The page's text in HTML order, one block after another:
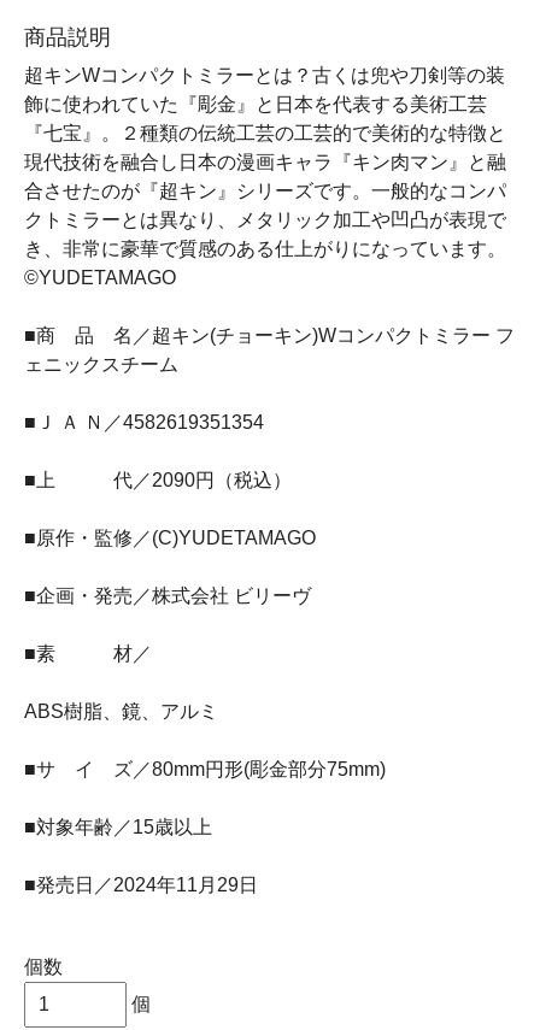
商品説明
超キンWコンパクトミラーとは？古くは兜や刀剣等の装
飾に使われていた『彫金』と日本を代表する美術工芸
『七宝』。２種類の伝統工芸の工芸的で美術的な特徴と
現代技術を融合し日本の漫画キャラ『キン肉マン』と融
合させたのが『超キン』シリーズです。一般的なコンパ
クトミラーとは異なり、メタリック加工や凹凸が表現で
き、非常に豪華で質感のある仕上がりになっています。
©YUDETAMAGO
■商 品 名／超キン(チョーキン)Wコンパクトミラー フ
ェニックスチーム
■Ｊ Ａ Ｎ／4582619351354
■上 代／2090円（税込）
■原作・監修／(C)YUDETAMAGO
■企画・発売／株式会社 ビリーヴ
■素 材／
ABS樹脂、鏡、アルミ
■サ イ ズ／80mm円形(彫金部分75mm)
■対象年齢／15歳以上
■発売日／2024年11月29日
個数
個